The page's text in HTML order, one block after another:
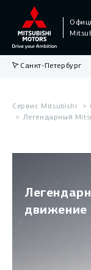
Санкт-Петербург
Сервис Mitsubishi
Легендарный
движение